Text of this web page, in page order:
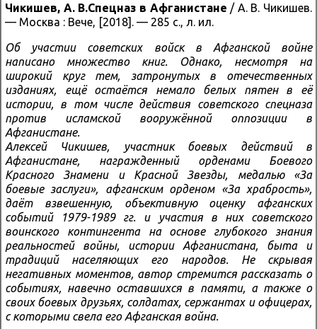
Чикишев, А. В.Спецназ в Афганистане / А. В. Чикишев.
— Москва : Вече, [2018]. — 285 с., л. ил.
Об участии советских войск в Афганской войне
написано множество книг. Однако, несмотря на
широкий круг тем, затронутых в отечественных
изданиях, ещё остаётся немало белых пятен в её
истории, в том числе действия советского спецназа
против исламской вооружённой оппозиции в
Афганистане.
Алексей Чикишев, участник боевых действий в
Афганистане, награжденный орденами Боевого
Красного Знамени и Красной Звезды, медалью «За
боевые заслуги», афганским орденом «За храбрость»,
даёт взвешенную, объективную оценку афганских
событий 1979-1989 гг. и участия в них советского
воинского контингента на основе глубокого знания
реальностей войны, истории Афганистана, быта и
традиций населяющих его народов. Не скрывая
негативных моментов, автор стремится рассказать о
событиях, навечно оставшихся в памяти, а также о
своих боевых друзьях, солдатах, сержантах и офицерах,
с которыми свела его Афганская война.